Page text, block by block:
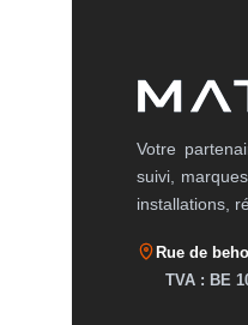
Votre
suivi,
installations,
Rue de
TVA : BE